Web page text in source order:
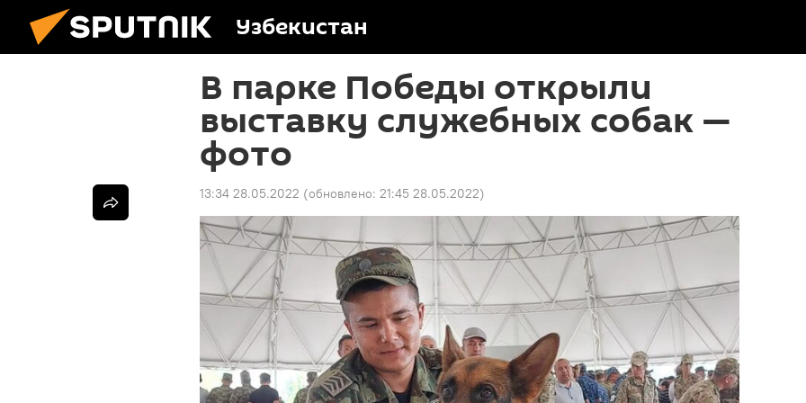
Узбекистан
В парке Победы открыли
выставку служебных собак —
фото
13:34 28.05.2022 (обновлено: 21:45 28.05.2022)